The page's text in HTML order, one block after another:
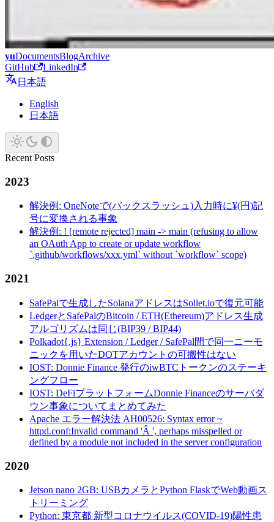
yuDocumentsBlogArchive
GitHub
LinkedIn
日本語
English
日本語
Recent Posts
2023
解決例: OneNoteで(バックスラッシュ)入力時に¥(円)記
号に変換される事象
解決例: ! [remote rejected] main -> main (refusing to allow
an OAuth App to create or update workflow
`.github/workflows/xxx.yml` without `workflow` scope)
2021
SafePalで生成したSolanaアドレスはSollet.ioで復元可能
LedgerとSafePalのBitcoin / ETH(Ethereum)アドレス生成
アルゴリズムは同じ(BIP39 / BIP44)
Polkadot{.js} Extension / Ledger / SafePal間で同一ニーモ
ニックを用いたDOTアカウントの可搬性はない
IOST: Donnie Finance 発行のiwBTCトークンのステーキ
ングフロー
IOST: DeFiプラットフォームDonnie Financeのサーバダ
ウン事象についてまとめてみた
Apache エラー解決法 AH00526: Syntax error ~
httpd.conf:Invalid command 'Â ', perhaps misspelled or
defined by a module not included in the server configuration
2020
Jetson nano 2GB: USBカメラとPython FlaskでWeb動画ス
トリーミング
Python: 東京都 新型コロナウイルス(COVID-19)陽性患